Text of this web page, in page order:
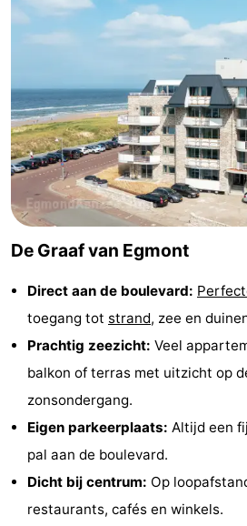
Uitkijkpunten
Attracties
Speeltuinen
-
Minigolfbanen
Dorpen
&
Steden
Natuur
Sporten
-
Zwembaden
Fietsen
-
Wandelen
Paardrijden
-
Golfbanen
Surfen
Eten
De Graaf van Egmont
Direct aan de boulevard:
toegang tot strand, zee en
Prachtig zeezicht: Veel
balkon of terras met uitzicht op
zonsondergang.
Eigen parkeerplaats: Altijd een
pal aan de boulevard.
Dicht bij centrum: Op
restaurants, cafés en winkels.